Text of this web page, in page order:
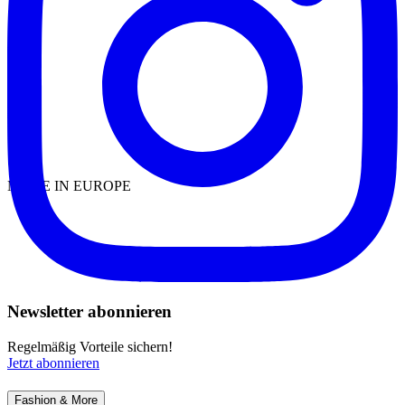
MADE IN EUROPE
Newsletter abonnieren
Regelmäßig Vorteile sichern!
Jetzt abonnieren
Fashion & More